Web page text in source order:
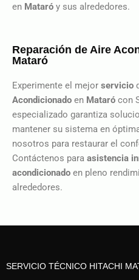
en Mataró y sus alrededores.
Reparación de Aire
Mataró
Experimente el mejor servicio
Acondicionado en Mataró con
especializado garantiza
mantener su sistema en
nosotros para restaurar el
Contáctenos para asistencia
acondicionado en pleno
alrededores.
SERVICIO TÉCNICO HITACHI